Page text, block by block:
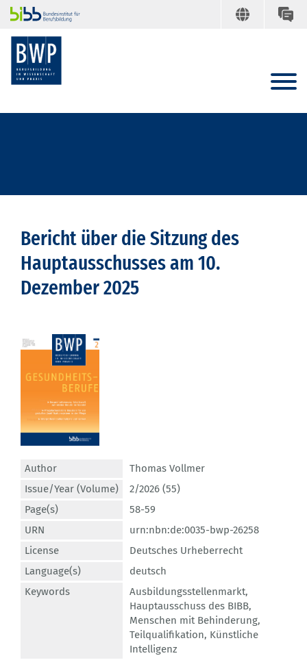
Bericht über die Sitzung des
Hauptausschusses am 10.
Dezember 2025
Author
Thomas Vollmer
Issue/Year (Volume)
2/2026 (55)
Page(s)
58-59
URN
urn:nbn:de:0035-bwp-26258
License
Deutsches Urheberrecht
Language(s)
deutsch
Keywords
Ausbildungsstellenmarkt,
Hauptausschuss des BIBB,
Menschen mit Behinderung,
Teilqualifikation, Künstliche
Intelligenz